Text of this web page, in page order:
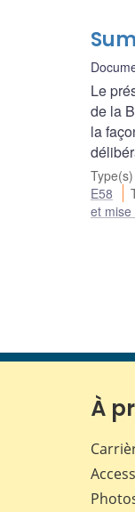
Le
de la
la
E58
et
À